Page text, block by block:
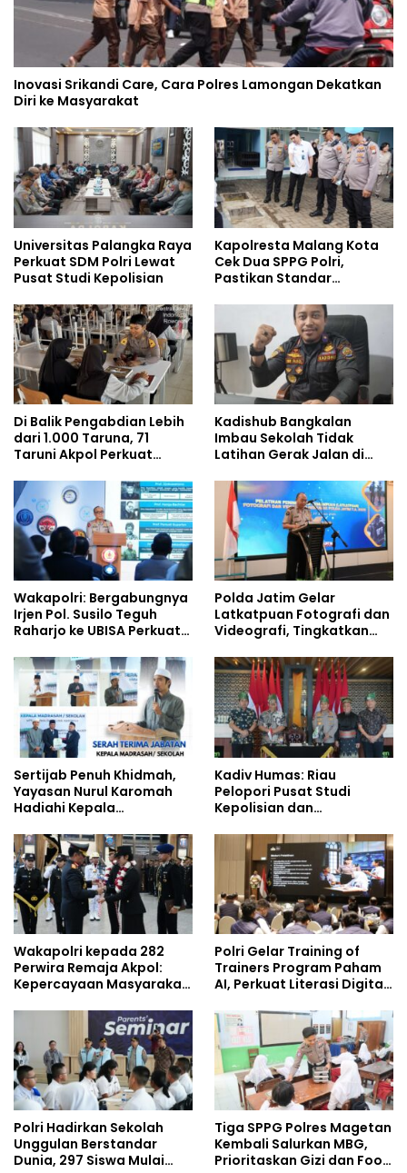
Inovasi Srikandi Care, Cara Polres Lamongan Dekatkan
Diri ke Masyarakat
Universitas Palangka Raya
Perkuat SDM Polri Lewat
Pusat Studi Kepolisian
Kapolresta Malang Kota
Cek Dua SPPG Polri,
Pastikan Standar
Pengelolaan Limbah
Berjalan Optimal
Di Balik Pengabdian Lebih
dari 1.000 Taruna, 71
Taruni Akpol Perkuat
Siswa Sekolah Rakyat
Kadishub Bangkalan
Imbau Sekolah Tidak
Latihan Gerak Jalan di
Wakapolri: Bergabungnya
Irjen Pol. Susilo Teguh
Raharjo ke UBISA Perkuat
Studi Kepolisian
Polda Jatim Gelar
Latkatpuan Fotografi dan
Videografi, Tingkatkan
Era Digital
Sertijab Penuh Khidmah,
Yayasan Nurul Karomah
Hadiahi Kepala
Umrah
Kadiv Humas: Riau
Pelopori Pusat Studi
Kepolisian dan
Policing Masuki Babak
Wakapolri kepada 282
Perwira Remaja Akpol:
Kepercayaan Masyarakat
Polri Gelar Training of
Trainers Program Paham
AI, Perkuat Literasi Digital
Polri Hadirkan Sekolah
Unggulan Berstandar
Dunia, 297 Siswa Mulai
Tiga SPPG Polres Magetan
Kembali Salurkan MBG,
Prioritaskan Gizi dan Food